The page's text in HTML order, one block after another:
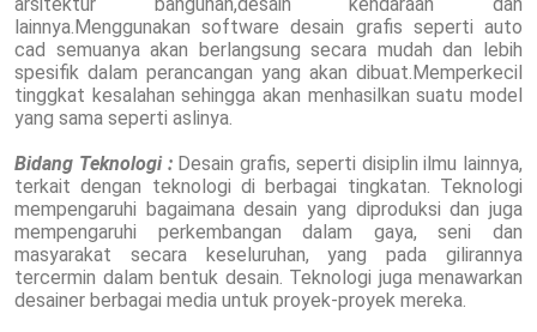
lainnya.Menggunakan software desain grafis seperti auto
cad semuanya akan berlangsung secara mudah dan lebih
spesifik dalam perancangan yang akan dibuat.Memperkecil
tinggkat kesalahan sehingga akan menhasilkan suatu model
yang sama seperti aslinya.
Bidang Teknologi :Desain grafis, seperti disiplin ilmu lainnya,
terkait dengan teknologi di berbagai tingkatan. Teknologi
mempengaruhi bagaimana desain yang diproduksi dan juga
mempengaruhi perkembangan dalam gaya, seni dan
masyarakat secara keseluruhan, yang pada gilirannya
tercermin dalam bentuk desain. Teknologi juga menawarkan
desainer berbagai media untuk proyek-proyek mereka.